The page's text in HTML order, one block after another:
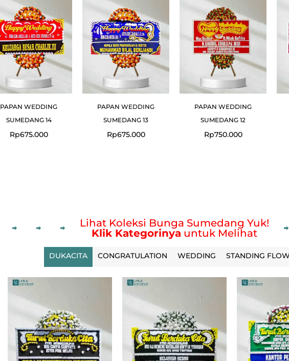
PAPAN WEDDING
SUMEDANG 14
Rp675.000
PAPAN WEDDING
SUMEDANG 13
Rp675.000
PAPAN WEDDING
SUMEDANG 12
Rp750.000
Lihat Koleksi Bunga Sumedang Yuk!
Klik Kategorinya untuk Melihat
DUKACITA CONGRATULATION WEDDING STANDING